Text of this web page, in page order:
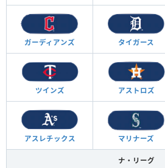
ガーディアンズ タイガース
ツインズ アストロズ
アスレチックス マリナーズ
ナ・リーグ